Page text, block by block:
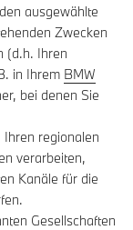
ausgewählte
Zwecken
(d.h. Ihren
in Ihrem BMW
bei denen Sie
regionalen
verarbeiten,
Kanäle für die
Gesellschaften